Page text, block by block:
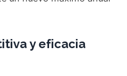
y eficacia